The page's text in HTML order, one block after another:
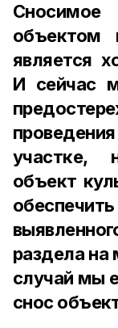
объектом
является
И сейчас
участке,
объект
раздела на
случай мы
снос